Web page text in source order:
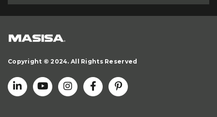
Copyright © 2024. All Rights Reserved